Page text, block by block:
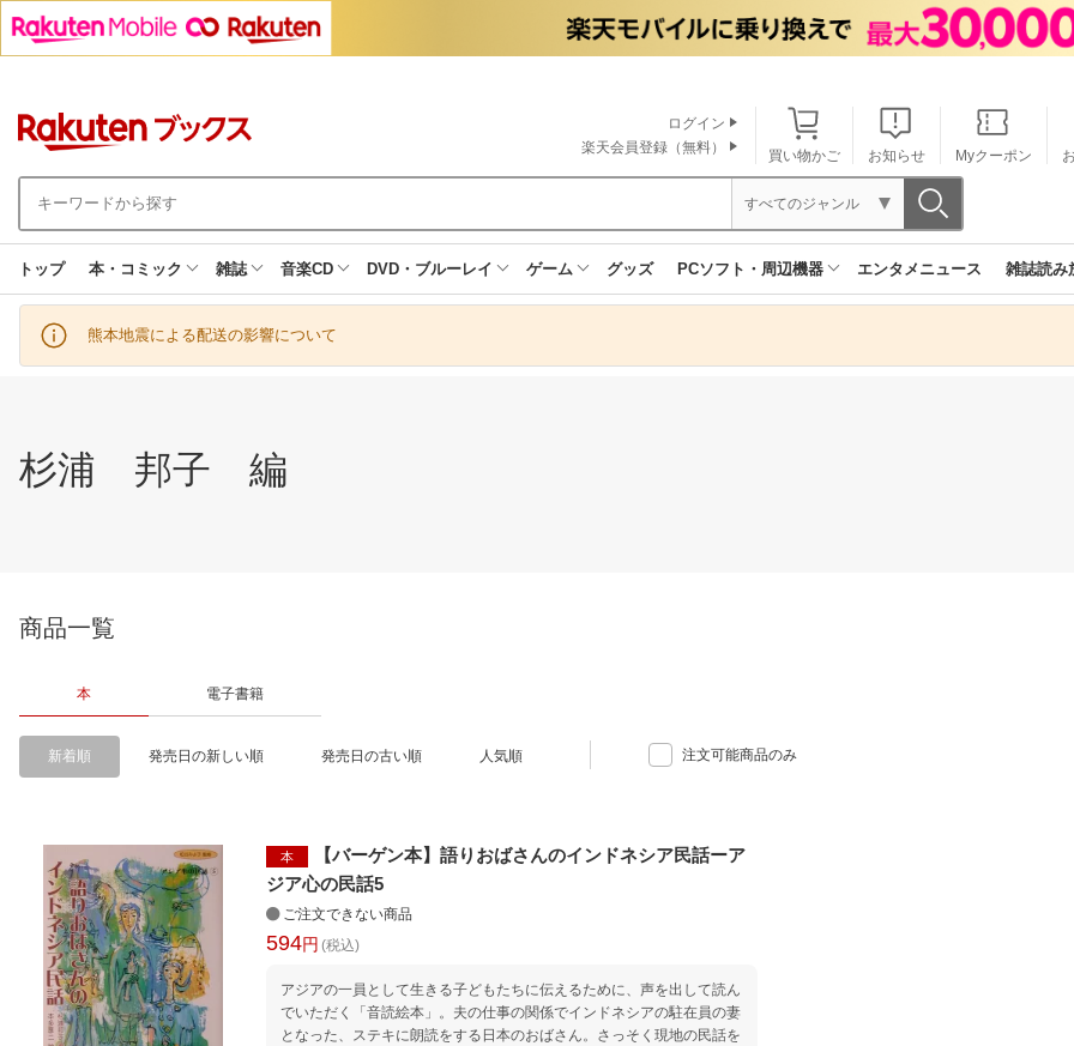
買い物かご お知らせ Myクーポン
ログイン
楽天会員登録（無料）
すべてのジャンル
トップ 本・コミック 雑誌 音楽CD DVD・ブルーレイ ゲーム グッズ PCソフト・周辺機器 エンタメニュース 雑誌読み
熊本地震による配送の影響について
杉浦 邦子 編
商品一覧
本 電子書籍
新着順 発売日の新しい順 発売日の古い順 人気順 注文可能商品のみ
本
【バーゲン本】語りおばさんのインドネシア民話ーア
ジア心の民話5
ご注文できない商品
594円 (税込)
アジアの一員として生きる子どもたちに伝えるために、声を出して読ん
でいただく「音読絵本」。夫の仕事の関係でインドネシアの駐在員の妻
となった、ステキに朗読をする日本のおばさん。さっそく現地の民話を